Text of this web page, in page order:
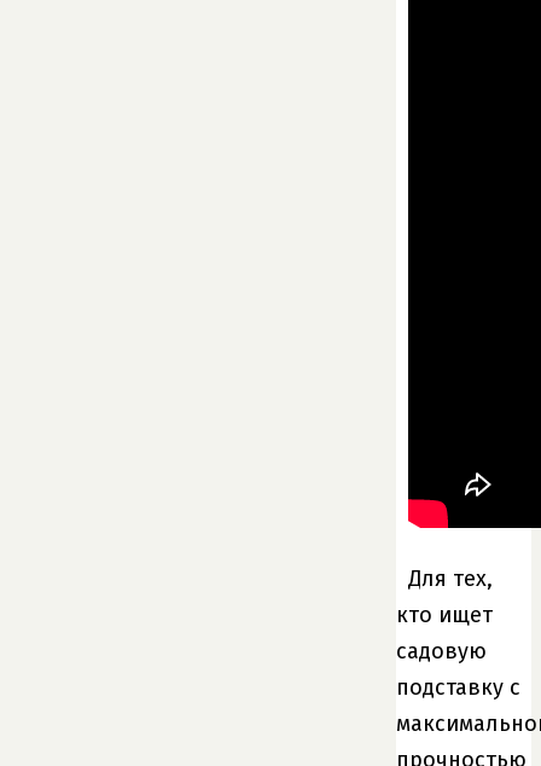
Для тех,
кто ищет
садовую
подставку с
прочностью